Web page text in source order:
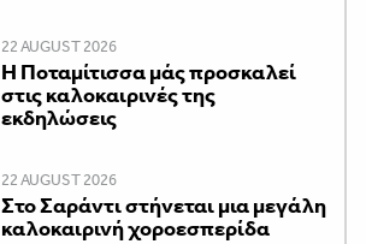
22 AUGUST 2026
Η Ποταμίτισσα μάς προσκαλεί
στις καλοκαιρινές της
εκδηλώσεις
22 AUGUST 2026
Στο Σαράντι στήνεται μια μεγάλη
καλοκαιρινή χοροεσπερίδα